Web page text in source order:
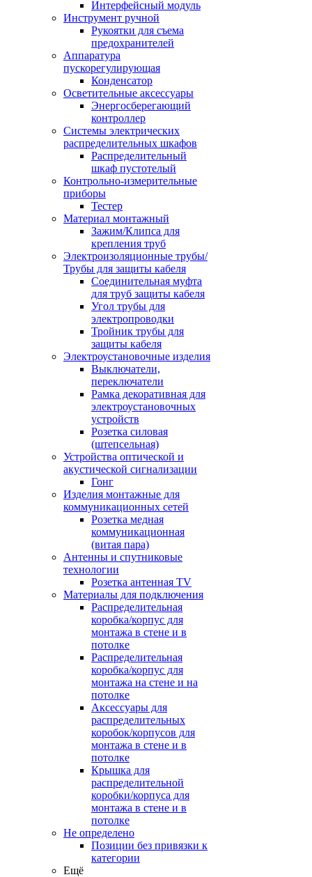
Интерфейсный модуль
Инструмент ручной
Рукоятки для съема
предохранителей
Аппаратура
пускорегулирующая
Конденсатор
Осветительные аксессуары
Энергосберегающий
контроллер
Системы электрических
распределительных шкафов
Распределительный
шкаф пустотелый
Контрольно-измерительные
приборы
Тестер
Материал монтажный
Зажим/Клипса для
крепления труб
Электроизоляционные трубы/
Трубы для защиты кабеля
Соединительная муфта
для труб защиты кабеля
Угол трубы для
электропроводки
Тройник трубы для
защиты кабеля
Электроустановочные изделия
Выключатели,
переключатели
Рамка декоративная для
электроустановочных
устройств
Розетка силовая
(штепсельная)
Устройства оптической и
акустической сигнализации
Гонг
Изделия монтажные для
коммуникационных сетей
Розетка медная
коммуникационная
(витая пара)
Антенны и спутниковые
технологии
Розетка антенная TV
Материалы для подключения
Распределительная
коробка/корпус для
монтажа в стене и в
потолке
Распределительная
коробка/корпус для
монтажа на стене и на
потолке
Аксессуары для
распределительных
коробок/корпусов для
монтажа в стене и в
потолке
Крышка для
распределительной
коробки/корпуса для
монтажа в стене и в
потолке
Не определено
Позиции без привязки к
категории
Ещё